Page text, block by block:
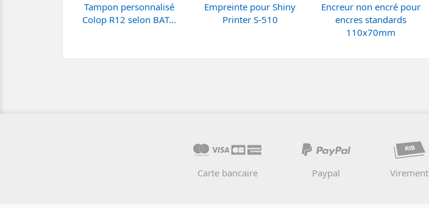
Tampon personnalisé
Colop R12 selon BAT...
Empreinte pour Shiny
Printer S-510
Encreur non encré pour
encres standards
110x70mm
Carte bancaire Paypal Virement